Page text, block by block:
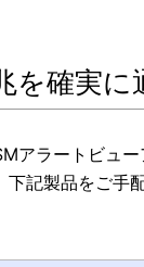
を確実に
アラートビュ
記製品をご手配